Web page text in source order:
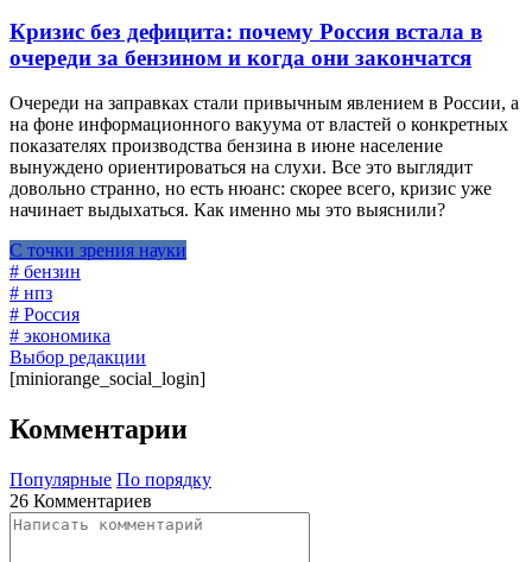
Кризис без дефицита: почему Россия встала в
очереди за бензином и когда они закончатся
Очереди на заправках стали привычным явлением в России, а
на фоне информационного вакуума от властей о конкретных
показателях производства бензина в июне население
вынуждено ориентироваться на слухи. Все это выглядит
довольно странно, но есть нюанс: скорее всего, кризис уже
начинает выдыхаться. Как именно мы это выяснили?
С точки зрения науки
# бензин
# нпз
# Россия
# экономика
Выбор редакции
[miniorange_social_login]
Комментарии
Популярные По порядку
26 Комментариев